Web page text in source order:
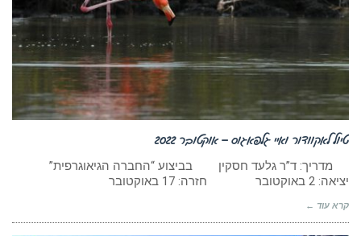
טיול לאקוודור ואיי גלפאגוס – אוקטובר 2022
מדריך: ד”ר גלעד חסקין בביצוע “החברה הגיאוגרפית”
יציאה: 2 באוקטובר חזרה: 17 באוקטובר
קרא עוד ←